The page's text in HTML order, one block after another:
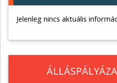
Jelenleg nincs aktuális